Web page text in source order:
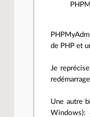
de PHP et
Je
Une autre
Windows):